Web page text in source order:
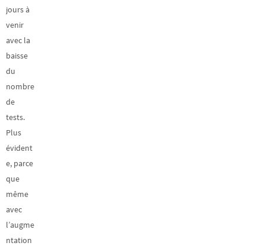
jours à
venir
avec la
baisse
du
nombre
de
tests.
Plus
évident
e, parce
que
même
avec
l’augme
ntation